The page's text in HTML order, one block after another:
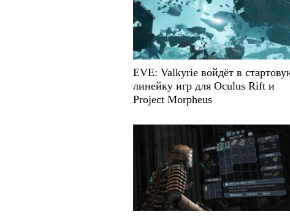
EVE: Valkyrie войдёт в
линейку игр для Oculus Rift и
Project Morpheus